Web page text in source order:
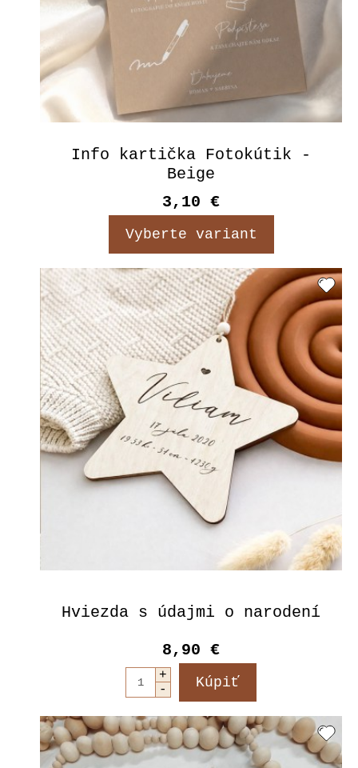
Info kartička Fotokútik -
Beige
3,10 €
Vyberte variant
Hviezda s údajmi o narodení
8,90 €